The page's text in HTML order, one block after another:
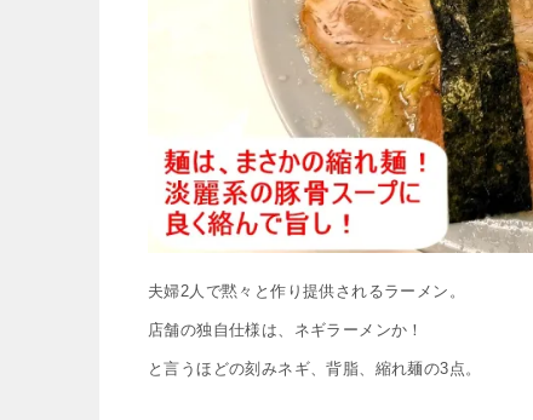
夫婦2人で黙々と作り提供されるラーメン。
店舗の独自仕様は、ネギラーメンか！
と言うほどの刻みネギ、背脂、縮れ麺の3点。